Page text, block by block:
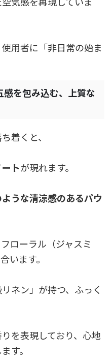
用者に「非日常の始ま
を包み込む、上質な
着くと、
トが現れます。
うな清涼感のあるパウ
ローラル（ジャスミ
います。
ネン」が持つ、ふっく
を表現しており、心地
す。